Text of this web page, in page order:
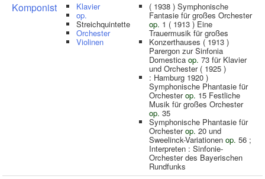
Komponist Klavier
op.
Streichquintette
Orchester
Violinen
( 1938 ) Symphonische
Fantasie für großes Orchester
op. 1 ( 1913 ) Eine
Trauermusik für großes
Konzerthauses ( 1913 )
Parergon zur Sinfonia
Domestica op. 73 für Klavier
und Orchester ( 1925 )
: Hamburg 1920 )
Symphonische Phantasie für
Orchesterop. 15 Festliche
Musik für großes Orchester
op. 35
Symphonische Phantasie für
Orchesterop. 20 und
Sweelinck-Variationen op. 56 ;
Interpreten : Sinfonie-
Orchester des Bayerischen
Rundfunks